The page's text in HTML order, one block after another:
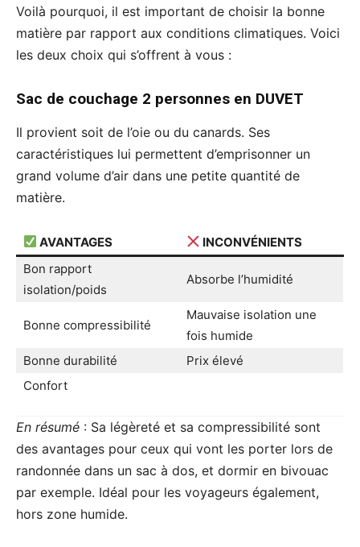
Voilà pourquoi, il est important de choisir la bonne
matière par rapport aux conditions climatiques. Voici
les deux choix qui s’offrent à vous :
Sac de couchage 2 personnes en DUVET
Il provient soit de l’oie ou du canards. Ses
caractéristiques lui permettent d’emprisonner un
grand volume d’air dans une petite quantité de
matière.
AVANTAGES
INCONVÉNIENTS
Bon rapport
isolation/poids
Absorbe l’humidité
Bonne compressibilité
Mauvaise isolation une
fois humide
Bonne durabilité
Prix élevé
Confort
En résumé : Sa légèreté et sa compressibilité sont
des avantages pour ceux qui vont les porter lors de
randonnée dans un sac à dos, et dormir en bivouac
par exemple. Idéal pour les voyageurs également,
hors zone humide.